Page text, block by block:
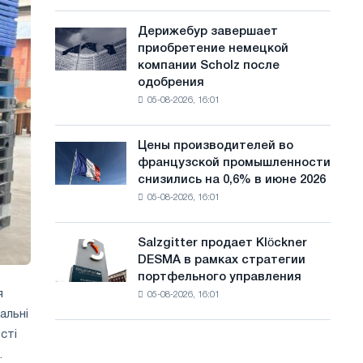
с
а
й
для
Белгорода
Дерижебур
завершает
приобретение
одобрения
Европейской
Дерижебур завершает
приобретение немецкой
компании Scholz после
одобрения
05-08-2026, 16:01
Цены
производителей
во
0,6%
2026
Цены производителей во
французской промышленности
снизились на 0,6% в июне 2026
05-08-2026, 16:01
Salzgitter
продает
Klöckner
Salzgitter продает Klöckner
DESMA в рамках стратегии
портфельного управления
05-08-2026, 16:01